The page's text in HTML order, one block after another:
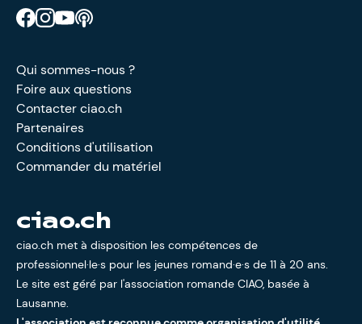
Retrouve CIAO sur Facebook
Retrouve CIAO sur Instagram
Retrouve CIAO sur YouTube
Qui sommes-nous ?
Foire aux questions
Contacter ciao.ch
Partenaires
Conditions d'utilisation
Commander du matériel
ciao.ch
ciao.ch met à disposition les compétences de
professionnel·le·s pour les jeunes romand·e·s de 11 à 20 ans.
Le site est géré par l'association romande CIAO, basée à
Lausanne.